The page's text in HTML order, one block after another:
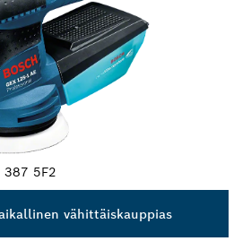
5F2
vähittäiskauppias